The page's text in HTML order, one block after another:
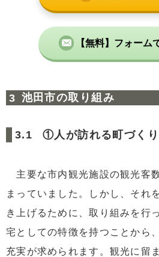
【無料】フォーム
池田市の取り組み
①人が訪れる町づくり
主要な市内観光施設の観光客
まっていました。しかし、それ
き上げるために、取り組みを行
宅としての特徴を持つことから
充実が求められます。観光に留